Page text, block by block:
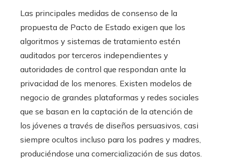
Las principales medidas de consenso de la
propuesta de Pacto de Estado exigen que los
algoritmos y sistemas de tratamiento estén
auditados por terceros independientes y
autoridades de control que respondan ante la
privacidad de los menores. Existen modelos de
negocio de grandes plataformas y redes sociales
que se basan en la captación de la atención de
los jóvenes a través de diseños persuasivos, casi
siempre ocultos incluso para los padres y madres,
produciéndose una comercialización de sus datos.